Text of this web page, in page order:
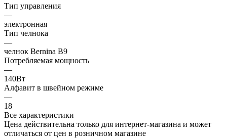
Тип управления
—
электронная
Тип челнока
—
челнок Bernina B9
Потребляемая мощность
—
140Вт
Алфавит в швейном режиме
—
18
Все характеристики
Цена действительна только для интернет-магазина и может
отличаться от цен в розничном магазине